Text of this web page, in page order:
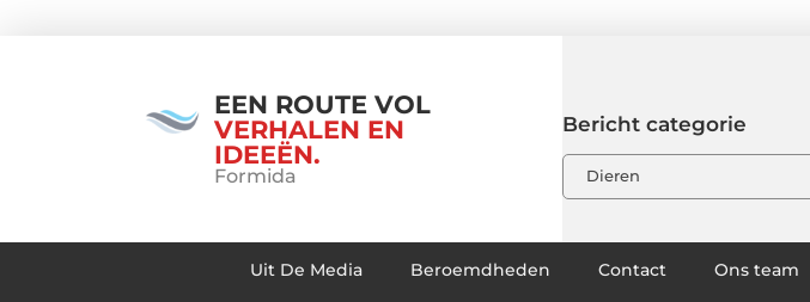
EEN ROUTE VOL
VERHALEN EN
IDEEËN.
Formida
Bericht categorie
Uit De Media Beroemdheden Contact Ons team